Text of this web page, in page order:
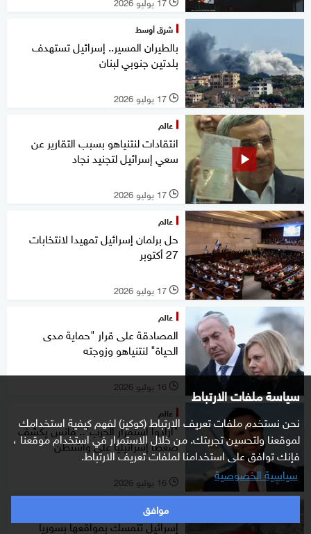
سياسة ملفات الارتباط
نحن نستخدم ملفات تعريف الارتباط (كوكيز) لفهم كيفية استخدامك
لموقعنا ولتحسين تجربتك. من خلال الاستمرار في استخدام موقعنا ،
فإنك توافق على استخدامنا لملفات تعريف الارتباط.
سياسية الخصوصية
موافق
شرق أوسط
بالطيران المسير.. إسرائيل تستهدف
بلدتين جنوبي لبنان
l 17 يوليو 2026
عالم
انتقادات لنتنياهو بسبب التقارير عن
سعي إسرائيل لتجنيد نجاد
l 17 يوليو 2026
عالم
حل برلمان إسرائيل تمهيدا لانتخابات
27 أكتوبر
l 17 يوليو 2026
عالم
المصادقة على قرار "حماية مدى
الحياة" لنتنياهو وزوجته
l 16 يوليو 2026
عالم
"أرادوا استمرار الحرب".. فانس يكشف
ضغطا إسرائيليا على واشنطن
l 16 يوليو 2026
شرق أوسط
إسرائيل تتمسك بمواقعها بسوريا